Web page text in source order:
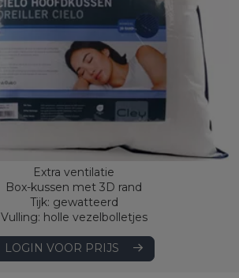
Extra ventilatie
Box-kussen met 3D rand
Tijk: gewatteerd
Vulling: holle vezelbolletjes
LOGIN VOOR PRIJS